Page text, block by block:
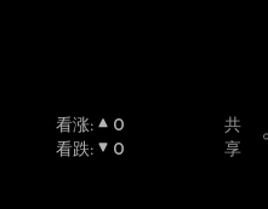
看涨:
0
看跌: 0
共
享